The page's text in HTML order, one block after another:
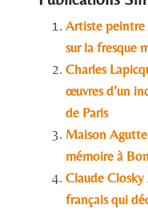
Artiste peintre
sur la fresque
Charles
œuvres d’un
de Paris
Maison
mémoire à
Claude
français qui